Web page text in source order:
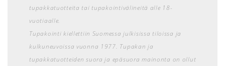
tupakkatuotteita tai tupakointivälineitä alle 18-
vuotiaalle.
Tupakointi kiellettiin Suomessa julkisissa tiloissa ja
kulkuneuvoissa vuonna 1977. Tupakan ja
tupakkatuotteiden suora ja epäsuora mainonta on ollut